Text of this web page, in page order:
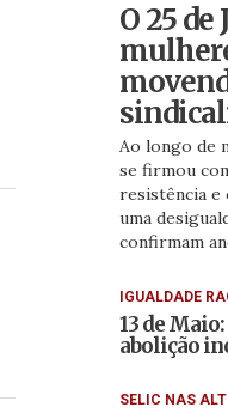
O 25
Ao longo de
se firmou
resistência e
uma
confirmam
IGUALDADE
13 de
abolição
SELIC NAS